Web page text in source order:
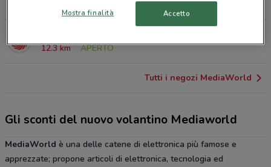
12.3 km
APERTO
Tutti i negozi MediaWorld
Gli sconti del nuovo volantino Mediaworld
MediaWorld è una delle catene di elettronica più famose e
apprezzate; propone articoli di elettronica, tecnologia ed
Mostra finalità Accetto